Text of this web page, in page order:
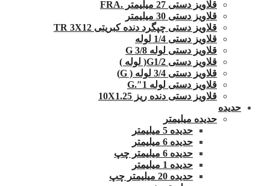
قلاویز دستی 27 میلیمتر .FRA
قلاویز دستی 30 میلیمتر
قلاویز دستی چپگرد دنده کبریتی TR 3X12
قلاویز دستی 1/4 لوله
قلاویز دستی لوله G 3/8
قلاویز دستی G1/2( لوله )
قلاویز دستی 3/4 لوله ( G)
قلاویز دستی لوله 1″.G
قلاویز دستی دنده ریز 10X1.25
حدیده
حدیده میلیمتر
حدیده 5 میلیمتر
حدیده 6 میلیمتر
حدیده 6 میلیمتر چپ
حدیده 1 میلیمتر
حدیده 20 میلیمتر چپ